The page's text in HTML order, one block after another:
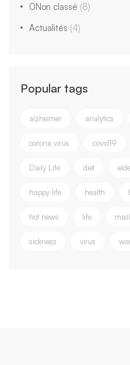
0Non classé (8)
Actualités (4)
Popular tags
alzheimer analytics
corona virus covid19
Daily Life diet
happy life health
hot news life
sickness virus